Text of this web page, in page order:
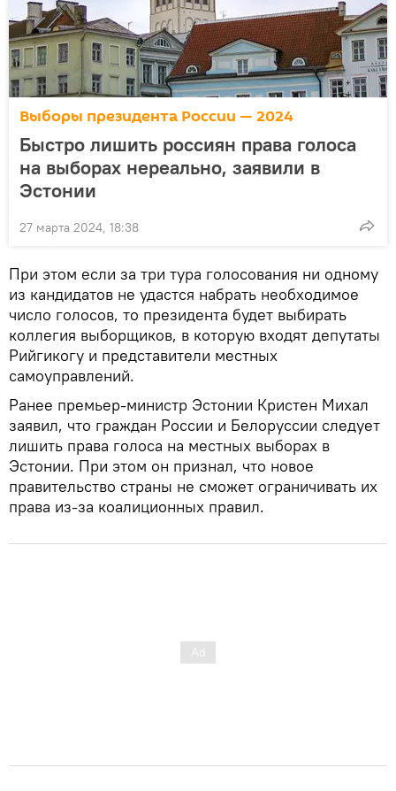
Выборы президента России — 2024
Быстро лишить россиян права голоса
на выборах нереально, заявили в
Эстонии
27 марта 2024, 18:38
При этом если за три тура голосования ни одному
из кандидатов не удастся набрать необходимое
число голосов, то президента будет выбирать
коллегия выборщиков, в которую входят депутаты
Рийгикогу и представители местных
самоуправлений.
Ранее премьер-министр Эстонии Кристен Михал
заявил, что граждан России и Белоруссии следует
лишить права голоса на местных выборах в
Эстонии. При этом он признал, что новое
правительство страны не сможет ограничивать их
права из-за коалиционных правил.